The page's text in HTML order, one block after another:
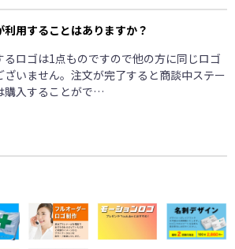
用することはありますか？
るロゴは1点ものですので他の方に同じロゴ
ざいません。注文が完了すると商談中ステー
購入することがで…